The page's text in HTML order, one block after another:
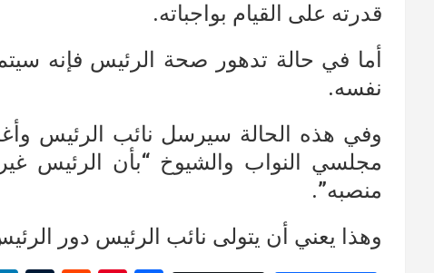
قدرته على القيام بواجباته.
أما في حالة تدهور صحة الرئيس فإنه
نفسه.
وفي هذه الحالة سيرسل نائب الرئيس
مجلسي النواب والشيوخ “بأن الرئيس
منصبه”.
وهذا يعني أن يتولى نائب الرئيس دور